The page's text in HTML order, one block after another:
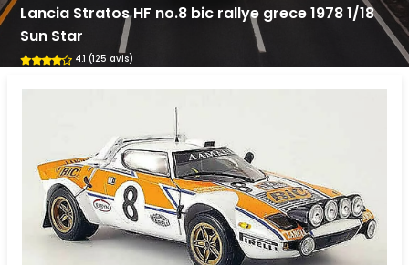
Lancia Stratos HF no.8 bic rallye grece 1978 1/18
Sun Star
4.1 (125 avis)